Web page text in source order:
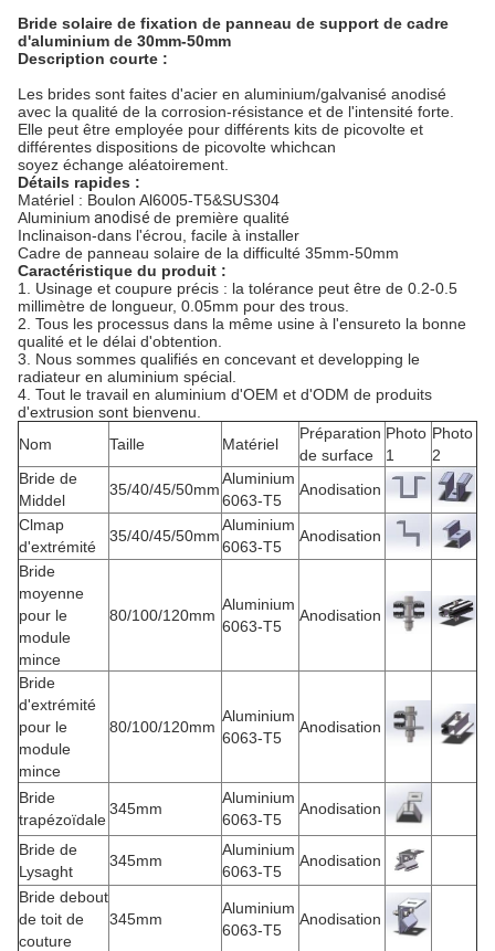
Bride solaire de fixation de panneau de support de cadre
d'aluminium de 30mm-50mm
Description courte :
Les brides sont faites d'acier en aluminium/galvanisé anodisé
avec la qualité de la corrosion-résistance et de l'intensité forte.
Elle peut être employée pour différents kits de picovolte et
différentes dispositions de picovolte whichcan
soyez échange aléatoirement.
Détails rapides :
Matériel : Boulon Al6005-T5&SUS304
Aluminium anodisé de première qualité
Inclinaison-dans l'écrou, facile à installer
Cadre de panneau solaire de la difficulté 35mm-50mm
Caractéristique du produit :
1. Usinage et coupure précis : la tolérance peut être de 0.2-0.5
millimètre de longueur, 0.05mm pour des trous.
2. Tous les processus dans la même usine à l'ensureto la bonne
qualité et le délai d'obtention.
3. Nous sommes qualifiés en concevant et developping le
radiateur en aluminium spécial.
4. Tout le travail en aluminium d'OEM et d'ODM de produits
d'extrusion sont bienvenu.
Nom
Taille Matériel
Préparation
de surface
Photo
1
Photo
2
Bride de
Middel
35/40/45/50mm
Aluminium
6063-T5
Anodisation
Clmap
d'extrémité
35/40/45/50mm
Aluminium
6063-T5
Anodisation
Bride
moyenne
pour le
module
mince
80/100/120mm
Aluminium
6063-T5
Anodisation
Bride
d'extrémité
pour le
module
mince
80/100/120mm
Aluminium
6063-T5
Anodisation
Bride
trapézoïdale
345mm
Aluminium
6063-T5
Anodisation
Bride de
Lysaght
345mm
Aluminium
6063-T5
Anodisation
Bride debout
de toit de
couture
345mm
Aluminium
6063-T5
Anodisation